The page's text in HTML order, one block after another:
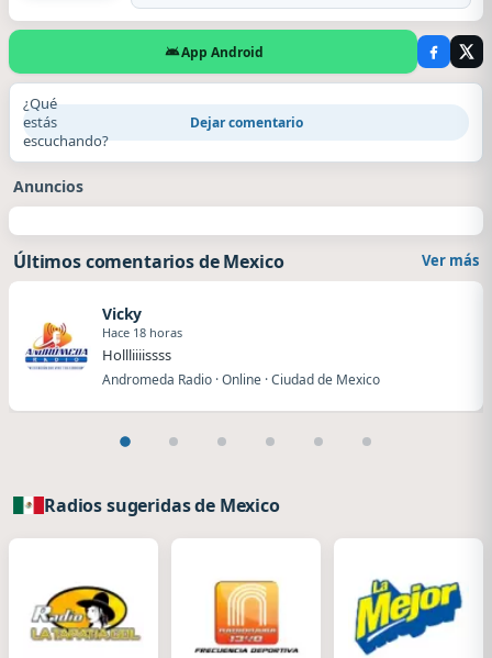
App Android
¿Qué
estás
escuchando?
Dejar comentario
Anuncios
Últimos comentarios de Mexico Ver más
Vicky
Hace 18 horas
Hollliiiissss
Andromeda Radio · Online · Ciudad de Mexico
Radios sugeridas de Mexico